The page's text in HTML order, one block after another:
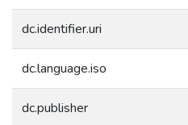
dc.identifier.uri
dc.language.iso
dc.publisher